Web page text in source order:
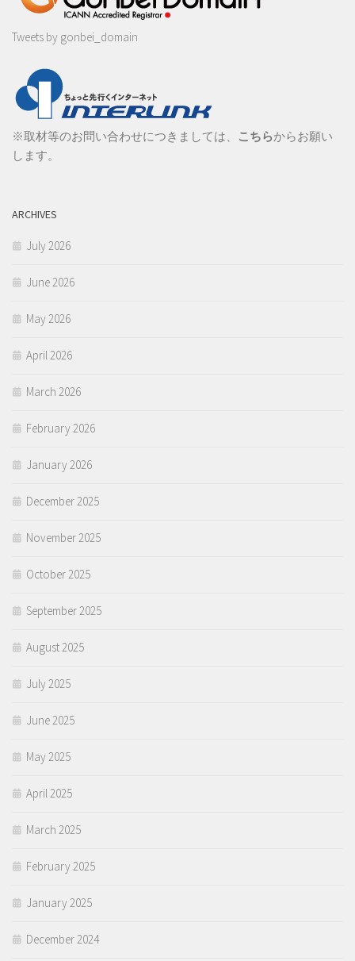
Tweets by gonbei_domain
※取材等のお問い合わせにつきましては、 こちらからお願い
します。
ARCHIVES
July 2026
June 2026
May 2026
April 2026
March 2026
February 2026
January 2026
December 2025
November 2025
October 2025
September 2025
August 2025
July 2025
June 2025
May 2025
April 2025
March 2025
February 2025
January 2025
December 2024